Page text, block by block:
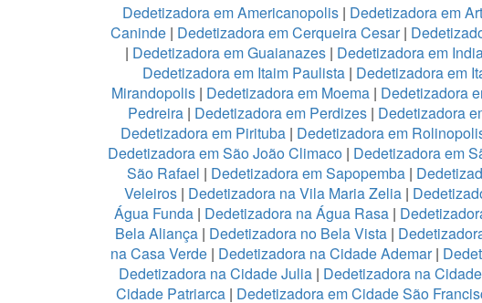
Dedetizadora em Americanopolis | Dedetizadora em
Caninde| Dedetizadora em Cerqueira Cesar|
| Dedetizadora em Guaianazes | Dedetizadora em
Dedetizadora em Itaim Paulista | Dedetizadora em
Mirandopolis | Dedetizadora em Moema | Dedetizadora
Pedreira | Dedetizadora em Perdizes | Dedetizadora
Dedetizadora em Pirituba| Dedetizadora em
Dedetizadora em São João Climaco| Dedetizadora em
São Rafael | Dedetizadora em Sapopemba |
Veleiros| Dedetizadora na Vila Maria Zelia|
Água Funda | Dedetizadora na Água Rasa |
Bela Aliança | Dedetizadora no Bela Vista|
na Casa Verde| Dedetizadora na Cidade Ademar|
Dedetizadora na Cidade Julia | Dedetizadora na
Cidade Patriarca| Dedetizadora em Cidade São